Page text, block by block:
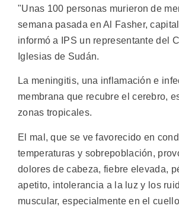
"Unas 100 personas murieron de
semana pasada en Al Fasher,
informó a IPS un representante del
Iglesias de Sudán.
La meningitis, una inflamación e
membrana que recubre el cerebro,
zonas tropicales.
El mal, que se ve favorecido en
temperaturas y sobrepoblación,
dolores de cabeza, fiebre elevada,
apetito, intolerancia a la luz y los
muscular, especialmente en el